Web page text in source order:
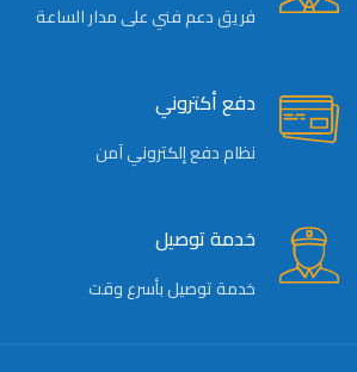
فريق دعم فني على مدار الساعة
دفع أكتروني
نظام دفع إلكتروني آمن
خدمة توصيل
خدمة توصيل بأسرع وقت